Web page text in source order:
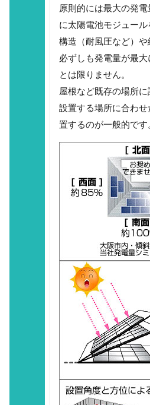
原則的には最大の発
に太陽電池モジュー
構造（耐風圧など）や
必ずしも発電量が最
とは限りません。
屋根など既存の場所
設置する場所に合わ
置するのが一般的です。